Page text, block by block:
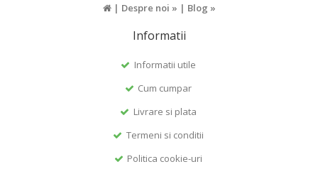
| Despre noi » | Blog »
Informatii
Informatii utile
Cum cumpar
Livrare si plata
Termeni si conditii
Politica cookie-uri